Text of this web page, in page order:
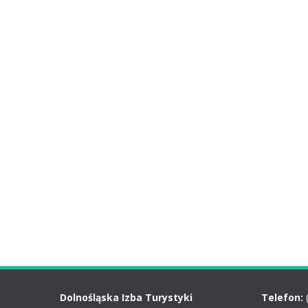
Dolnośląska Izba Turystyki
Telefon: